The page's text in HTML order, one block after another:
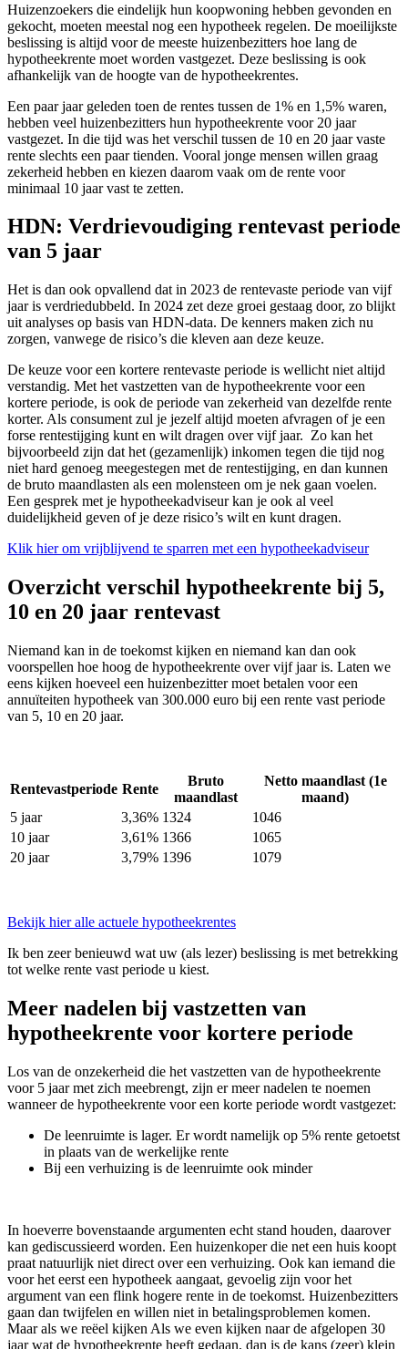
Huizenzoekers die eindelijk hun koopwoning hebben gevonden en
gekocht, moeten meestal nog een hypotheek regelen. De moeilijkste
beslissing is altijd voor de meeste huizenbezitters hoe lang de
hypotheekrente moet worden vastgezet. Deze beslissing is ook
afhankelijk van de hoogte van de hypotheekrentes.
Een paar jaar geleden toen de rentes tussen de 1% en 1,5% waren,
hebben veel huizenbezitters hun hypotheekrente voor 20 jaar
vastgezet. In die tijd was het verschil tussen de 10 en 20 jaar vaste
rente slechts een paar tienden. Vooral jonge mensen willen graag
zekerheid hebben en kiezen daarom vaak om de rente voor
minimaal 10 jaar vast te zetten.
HDN: Verdrievoudiging rentevast periode
van 5 jaar
Het is dan ook opvallend dat in 2023 de rentevaste periode van vijf
jaar is verdriedubbeld. In 2024 zet deze groei gestaag door, zo blijkt
uit analyses op basis van HDN-data. De kenners maken zich nu
zorgen, vanwege de risico’s die kleven aan deze keuze.
De keuze voor een kortere rentevaste periode is wellicht niet altijd
verstandig. Met het vastzetten van de hypotheekrente voor een
kortere periode, is ook de periode van zekerheid van dezelfde rente
korter. Als consument zul je jezelf altijd moeten afvragen of je een
forse rentestijging kunt en wilt dragen over vijf jaar. Zo kan het
bijvoorbeeld zijn dat het (gezamenlijk) inkomen tegen die tijd nog
niet hard genoeg meegestegen met de rentestijging, en dan kunnen
de bruto maandlasten als een molensteen om je nek gaan voelen.
Een gesprek met je hypotheekadviseur kan je ook al veel
duidelijkheid geven of je deze risico’s wilt en kunt dragen.
Klik hier om vrijblijvend te sparren met een hypotheekadviseur
Overzicht verschil hypotheekrente bij 5,
10 en 20 jaar rentevast
Niemand kan in de toekomst kijken en niemand kan dan ook
voorspellen hoe hoog de hypotheekrente over vijf jaar is. Laten we
eens kijken hoeveel een huizenbezitter moet betalen voor een
annuïteiten hypotheek van 300.000 euro bij een rente vast periode
van 5, 10 en 20 jaar.
Rentevastperiode Rente
Bruto
maandlast
Netto maandlast (1e
maand)
5 jaar
3,36% 1324
1046
10 jaar
3,61% 1366
1065
20 jaar
3,79% 1396 1079
Bekijk hier alle actuele hypotheekrentes
Ik ben zeer benieuwd wat uw (als lezer) beslissing is met betrekking
tot welke rente vast periode u kiest.
Meer nadelen bij vastzetten van
hypotheekrente voor kortere periode
Los van de onzekerheid die het vastzetten van de hypotheekrente
voor 5 jaar met zich meebrengt, zijn er meer nadelen te noemen
wanneer de hypotheekrente voor een korte periode wordt vastgezet:
De leenruimte is lager. Er wordt namelijk op 5% rente getoetst
in plaats van de werkelijke rente
Bij een verhuizing is de leenruimte ook minder
In hoeverre bovenstaande argumenten echt stand houden, daarover
kan gediscussieerd worden. Een huizenkoper die net een huis koopt
praat natuurlijk niet direct over een verhuizing. Ook kan iemand die
voor het eerst een hypotheek aangaat, gevoelig zijn voor het
argument van een flink hogere rente in de toekomst. Huizenbezitters
gaan dan twijfelen en willen niet in betalingsproblemen komen.
Maar als we reëel kijken Als we even kijken naar de afgelopen 30
jaar wat de hypotheekrente heeft gedaan, dan is de kans (zeer) klein